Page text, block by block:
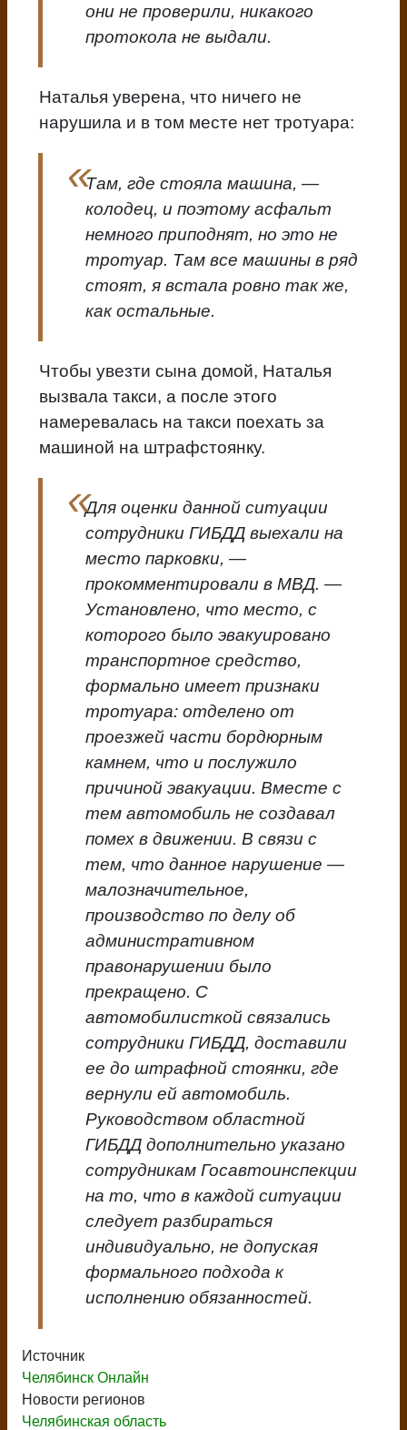
они не проверили, никакого
протокола не выдали.
Наталья уверена, что ничего не
нарушила и в том месте нет тротуара:
Там, где стояла машина, —
колодец, и поэтому асфальт
немного приподнят, но это не
тротуар. Там все машины в ряд
стоят, я встала ровно так же,
как остальные.
Чтобы увезти сына домой, Наталья
вызвала такси, а после этого
намеревалась на такси поехать за
машиной на штрафстоянку.
Для оценки данной ситуации
сотрудники ГИБДД выехали на
место парковки, —
прокомментировали в МВД. —
Установлено, что место, с
которого было эвакуировано
транспортное средство,
формально имеет признаки
тротуара: отделено от
проезжей части бордюрным
камнем, что и послужило
причиной эвакуации. Вместе с
тем автомобиль не создавал
помех в движении. В связи с
тем, что данное нарушение —
малозначительное,
производство по делу об
административном
правонарушении было
прекращено. С
автомобилисткой связались
сотрудники ГИБДД, доставили
ее до штрафной стоянки, где
вернули ей автомобиль.
Руководством областной
ГИБДД дополнительно указано
сотрудникам Госавтоинспекции
на то, что в каждой ситуации
следует разбираться
индивидуально, не допуская
формального подхода к
исполнению обязанностей.
Источник
Челябинск Онлайн
Новости регионов
Челябинская область